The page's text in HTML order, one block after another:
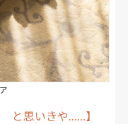
と思いきや……】